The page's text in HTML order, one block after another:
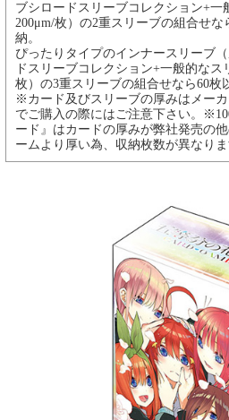
ブシロードスリーブコレクション+一
200μm/枚）の2重スリーブの組合せな
納。
ぴったりタイプのインナースリーブ
ドスリーブコレクション+一般的な
枚）の3重スリーブの組合せなら60枚
※カード及びスリーブの厚みはメー
でご購入の際にはご注意下さい。
ード』はカードの厚みが弊社発売の
ームより厚い為、収納枚数が異なりま